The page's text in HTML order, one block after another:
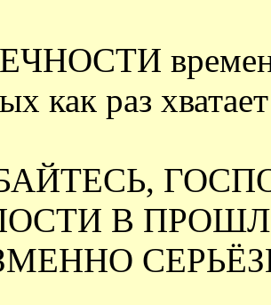
как раз
В